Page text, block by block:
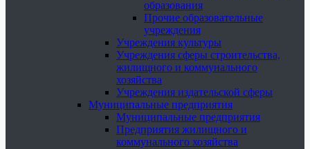
образования
Прочие образовательные
учреждения
Учреждения культуры
Учреждения сферы строительства,
жилищного и коммунального
хозяйства
Учреждения издательской сферы
Муниципальные предприятия
Муниципальные предприятия
Предприятия жилищного и
коммунального хозяйства